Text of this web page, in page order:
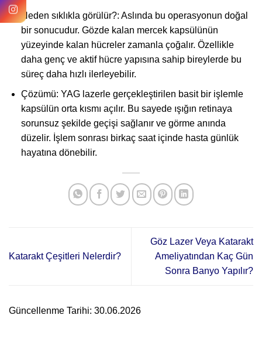
Neden sıklıkla görülür?: Aslında bu operasyonun doğal
bir sonucudur. Gözde kalan mercek kapsülünün
yüzeyinde kalan hücreler zamanla çoğalır. Özellikle
daha genç ve aktif hücre yapısına sahip bireylerde bu
süreç daha hızlı ilerleyebilir.
Çözümü: YAG lazerle gerçekleştirilen basit bir işlemle
kapsülün orta kısmı açılır. Bu sayede ışığın retinaya
sorunsuz şekilde geçişi sağlanır ve görme anında
düzelir. İşlem sonrası birkaç saat içinde hasta günlük
hayatına dönebilir.
Katarakt Çeşitleri Nelerdir?
Göz Lazer Veya Katarakt
Ameliyatından Kaç Gün
Sonra Banyo Yapılır?
Güncellenme Tarihi: 30.06.2026